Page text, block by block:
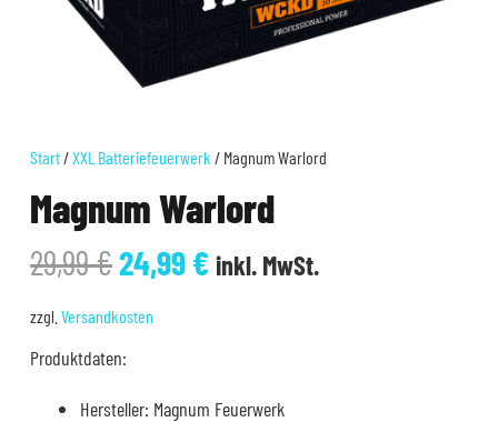
Start/XXL Batteriefeuerwerk / Magnum Warlord
Magnum Warlord
29,99€Ursprünglicher
Preis
war:
29,99 €
24,99€Aktueller
inkl. MwSt.
zzgl. Versandkosten
Produktdaten:
Hersteller: Magnum Feuerwerk